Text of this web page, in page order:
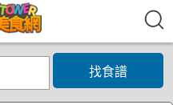
找食譜